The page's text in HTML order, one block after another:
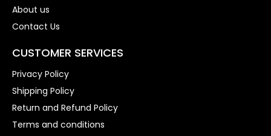
About us
Contact Us
CUSTOMER SERVICES
Privacy Policy
Shipping Policy
Return and Refund Policy
Terms and conditions